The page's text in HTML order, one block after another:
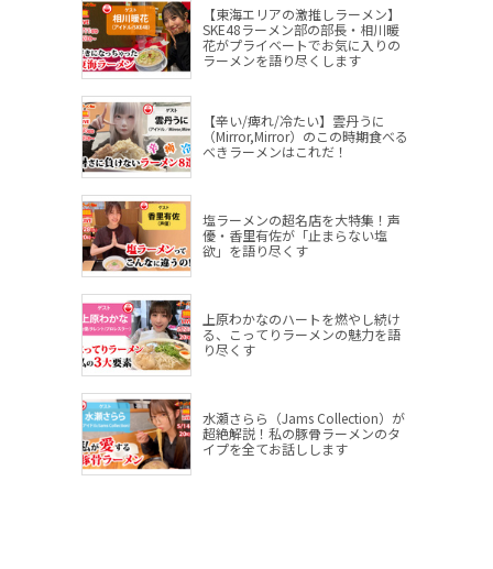
【東海エリアの激推しラーメン】
SKE48ラーメン部の部長・相川暖
花がプライベートでお気に入りの
ラーメンを語り尽くします
【辛い/痺れ/冷たい】雲丹うに
（Mirror,Mirror）のこの時期食べる
べきラーメンはこれだ！
塩ラーメンの超名店を大特集！声
優・香里有佐が「止まらない塩
欲」を語り尽くす
上原わかなのハートを燃やし続け
る、こってりラーメンの魅力を語
り尽くす
水瀬さらら（Jams Collection）が
超絶解説！私の豚骨ラーメンのタ
イプを全てお話しします